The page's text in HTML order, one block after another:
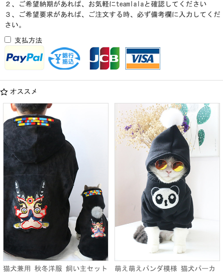
２、ご希望納期があれば、お気軽にteamlalaと確認してください
３、ご希望要求があれば、ご注文する時、必ず備考欄に入力してくだ
さい。
支払方法
オススメ
猫犬兼用 秋冬洋服 飼い主セット
萌え萌えパンダ模様 猫犬パーカ